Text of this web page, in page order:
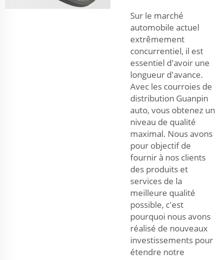
Sur le marché
automobile actuel
extrêmement
concurrentiel, il est
essentiel d'avoir une
longueur d'avance.
Avec les courroies de
distribution Guanpin
auto, vous obtenez un
niveau de qualité
maximal. Nous avons
pour objectif de
fournir à nos clients
des produits et
services de la
meilleure qualité
possible, c'est
pourquoi nous avons
réalisé de nouveaux
investissements pour
étendre notre